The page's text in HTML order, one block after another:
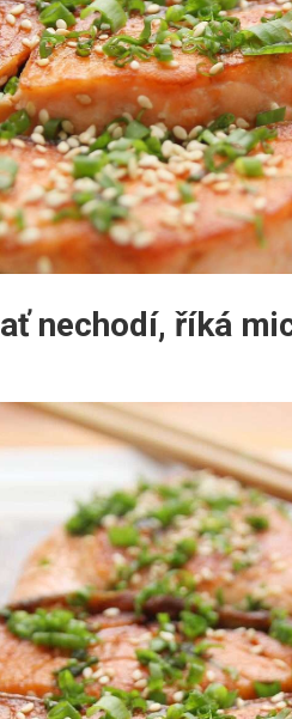
nechodí, říká